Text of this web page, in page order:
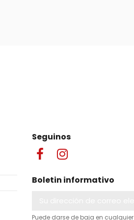
Seguinos
Boletin informativo
Puede darse de baja en cualquier